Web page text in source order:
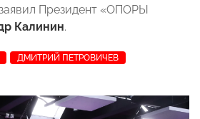
Президент «ОПОРЫ
Калинин.
ДМИТРИЙ ПЕТРОВИЧЕВ